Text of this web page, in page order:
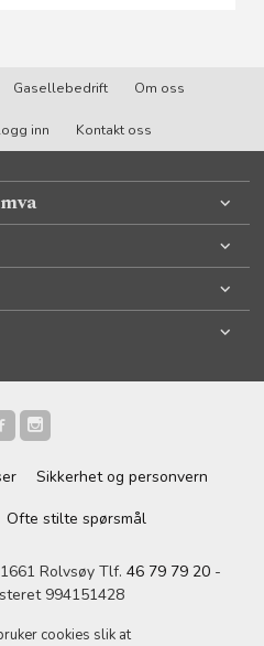
Gasellebedrift Om oss
inn Kontakt oss
Sikkerhet og personvern
Ofte stilte spørsmål
Rolvsøy Tlf. 46 79 79 20 -
994151428
cookies slik at